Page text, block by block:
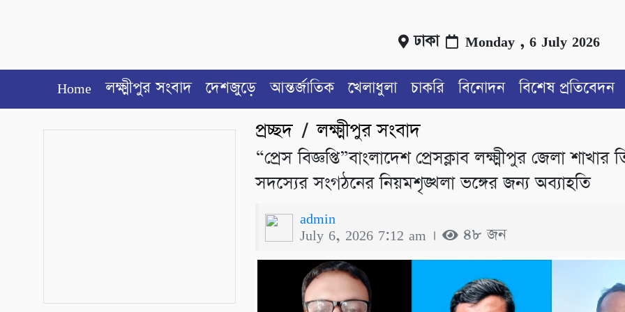
ঢাকা Monday , 6 July 2026
Home লক্ষ্মীপুর সংবাদ দেশজুড়ে আন্তর্জাতিক খেলাধুলা চাকরি বিনোদন বিশেষ প্রতিবেদন
প্রচ্ছদ/লক্ষ্মীপুর সংবাদ
“প্রেস বিজ্ঞপ্তি”বাংলাদেশ প্রেসক্লাব লক্ষ্মীপুর জেলা শাখার
সদস্যের সংগঠনের নিয়মশৃঙ্খলা ভঙ্গের জন্য অব্যাহতি
admin
July 6, 2026 7:12 am । ৪৮ জন